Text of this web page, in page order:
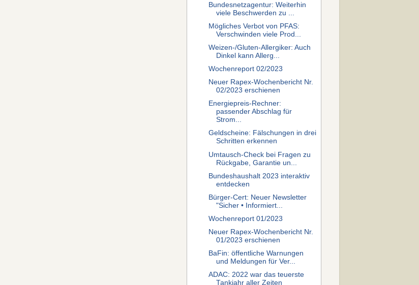
Bundesnetzagentur: Weiterhin
viele Beschwerden zu ...
Mögliches Verbot von PFAS:
Verschwinden viele Prod...
Weizen-/Gluten-Allergiker: Auch
Dinkel kann Allerg...
Wochenreport 02/2023
Neuer Rapex-Wochenbericht Nr.
02/2023 erschienen
Energiepreis-Rechner:
passender Abschlag für
Strom...
Geldscheine: Fälschungen in drei
Schritten erkennen
Umtausch-Check bei Fragen zu
Rückgabe, Garantie un...
Bundeshaushalt 2023 interaktiv
entdecken
Bürger-Cert: Neuer Newsletter
"Sicher • Informiert...
Wochenreport 01/2023
Neuer Rapex-Wochenbericht Nr.
01/2023 erschienen
BaFin: öffentliche Warnungen
und Meldungen für Ver...
ADAC: 2022 war das teuerste
Tankjahr aller Zeiten